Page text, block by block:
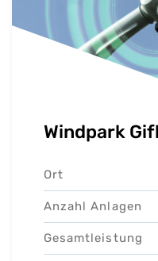
Windpark
Ort
Anzahl Anlagen
Gesamtleistung